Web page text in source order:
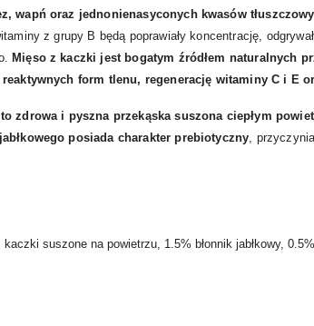
wapń oraz jednonienasyconych kwasów
z grupy B będą poprawiały koncentrację,
Mięso z kaczki jest bogatym źródłem naturalnych
form tlenu, regenerację witaminy C i E
zdrowa i pyszna przekąska suszona ciepłym
posiada charakter prebiotyczny ,
suszone na powietrzu, 1.5% błonnik jabłkowy, 0.5%